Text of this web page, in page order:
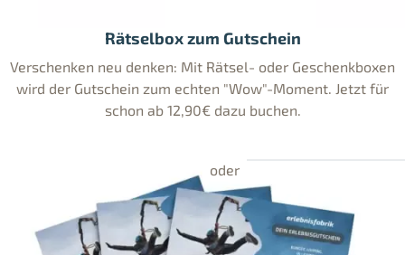
Rätselbox zum Gutschein
Verschenken neu denken: Mit Rätsel- oder Geschenkboxen
wird der Gutschein zum echten "Wow"-Moment. Jetzt für
schon ab 12,90€ dazu buchen.